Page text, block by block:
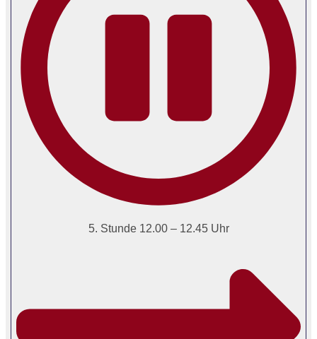
5. Stunde 12.00 – 12.45 Uhr